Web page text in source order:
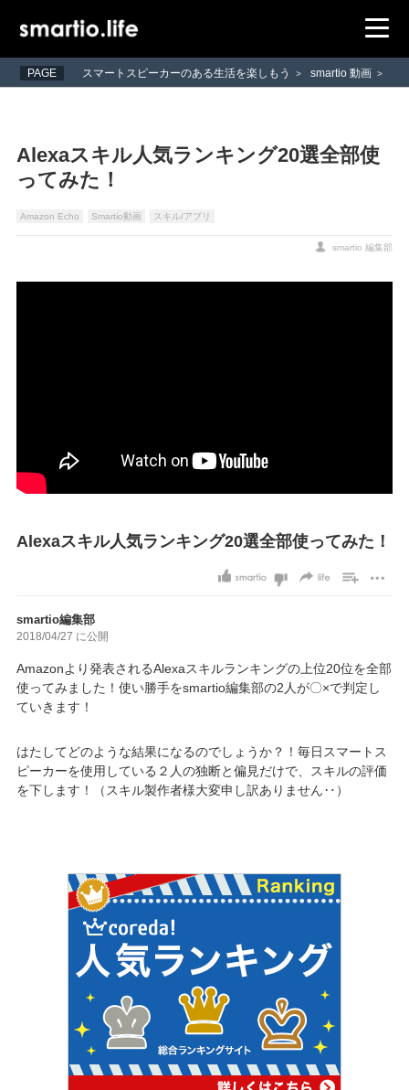
PAGE スマートスピーカーのある生活を楽しもう > smartio 動画 >
Alexaスキル人気ランキング20選全部使
ってみた！
Amazon Echo Smartio動画 スキル/アプリ
smartio 編集部
Alexaスキル人気ランキング20選全部使ってみた！
smartio編集部
2018/04/27 に公開
Amazonより発表されるAlexaスキルランキングの上位20位を全部
使ってみました！使い勝手をsmartio編集部の2人が〇×で判定し
ていきます！
はたしてどのような結果になるのでしょうか？！毎日スマートス
ピーカーを使用している２人の独断と偏見だけで、スキルの評価
を下します！（スキル製作者様大変申し訳ありません‥）